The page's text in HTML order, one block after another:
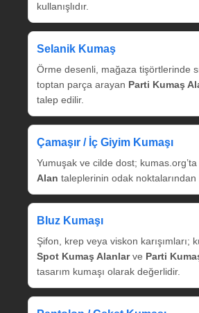
kullanışlıdır.
Selanik Kumaş
Örme desenli, mağaza tişörtlerinde
toptan parça arayan Parti Kumaş
talep edilir.
Çamaşır / İç Giyim Kumaşı
Yumuşak ve cilde dost; kumas.org’ta
Alan taleplerinin odak noktalarından
Bluz Kumaşı
Şifon, krep veya viskon karışımları;
Spot Kumaş Alanlarve Parti
tasarım kumaşı olarak değerlidir.